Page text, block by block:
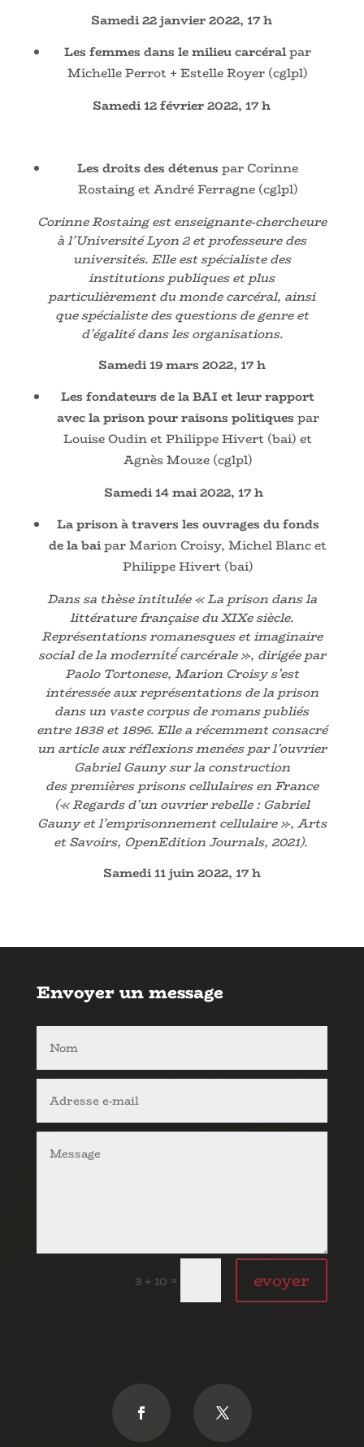
Samedi 22 janvier 2022, 17 h
Les femmes dans le milieu carcéralpar
Michelle Perrot + Estelle Royer (cglpl)
Samedi 12 février 2022, 17 h
Les droits des détenuspar Corinne
Rostaing et André Ferragne (cglpl)
Corinne Rostaing est enseignante-chercheure
à l’Université Lyon 2 et professeure des
universités. Elle est spécialiste des
institutions publiques et plus
particulièrement du monde carcéral, ainsi
que spécialiste des questions de genre et
d’égalité dans les organisations.
Samedi 19 mars 2022, 17 h
Les fondateurs de la BAI et leur rapport
avec la prison pour raisons politiques par
Louise Oudin et Philippe Hivert (bai) et
Agnès Mouze (cglpl)
Samedi 14 mai 2022, 17 h
La prison à travers les ouvrages du fonds
de la baipar Marion Croisy, Michel Blanc et
Philippe Hivert (bai)
Dans sa thèse intitulée « La prison dans la
littérature française du XIXe siècle.
Représentations romanesques et imaginaire
social de la modernité́ carcérale », dirigée par
Paolo Tortonese, Marion Croisy s’est
intéressée aux représentations de la prison
dans un vaste corpus de romans publiés
entre 1838 et 1896.Elle a récemment consacré
un article aux réflexions menées par l’ouvrier
Gabriel Gauny sur la construction
des premières prisons cellulaires en France
(« Regards d’un ouvrier rebelle : Gabriel
Gauny et l’emprisonnement cellulaire », Arts
et Savoirs, OpenEdition Journals, 2021).
Samedi 11 juin 2022, 17 h
Envoyer un message
3 + 10 = evoyer